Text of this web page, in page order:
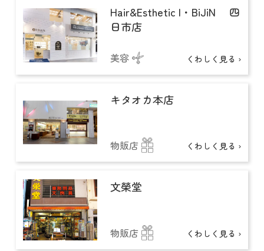
Hair&Esthetic I・BiJiN 四
日市店
美容 くわしく見る ›
キタオカ本店
物販店 くわしく見る ›
文榮堂
物販店 くわしく見る ›